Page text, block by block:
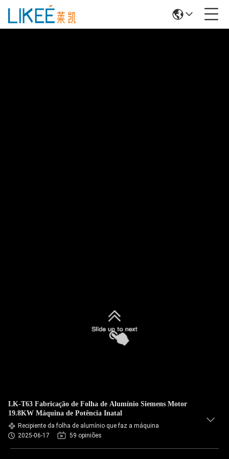
LK-T63 Fabricação de Folha de Alumínio Siemens Motor
19.8KW Máquina de Potência Inatal
Recipiente da folha de alumínio que faz a máquina
2025-06-17
59 opiniões